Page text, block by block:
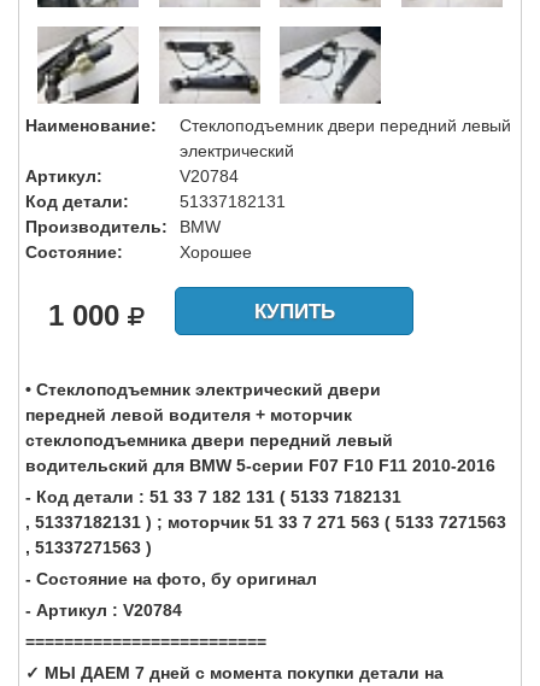
Наименование:
Стеклоподъемник двери передний левый
электрический
Артикул:
V20784
Код детали:
51337182131
Производитель:
BMW
Состояние:
Хорошее
1 000 КУПИТЬ
• Стеклоподъемник электрический двери
передней левой водителя + моторчик
стеклоподъемника двери передний левый
водительский для BMW 5-серии F07 F10 F11 2010-2016
- Код детали : 51 33 7 182 131 ( 5133 7182131
, 51337182131 ) ; моторчик 51 33 7 271 563 ( 5133 7271563
, 51337271563 )
- Состояние на фото, бу оригинал
- Артикул : V20784
=========================
✓ МЫ ДАЕМ 7 дней с момента покупки детали на